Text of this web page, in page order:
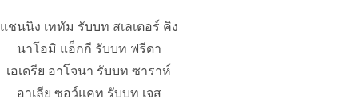
แชนนิง เททัม รับบท สเลเตอร์ คิง
นาโอมิ แอ็กกี รับบท ฟรีดา
เอเดรีย อาโจนา รับบท ซาราห์
อาเลีย ซอว์แคท รับบท เจส